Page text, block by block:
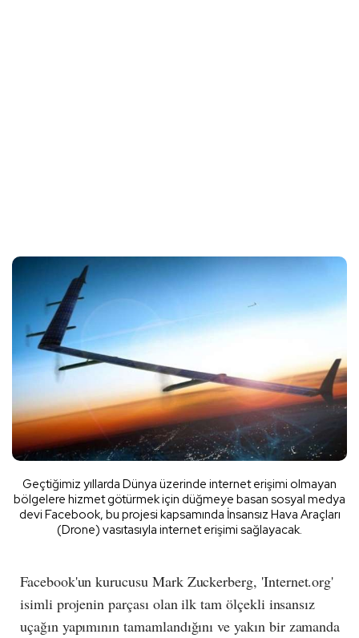
Geçtiğimiz yıllarda Dünya üzerinde internet erişimi olmayan
bölgelere hizmet götürmek için düğmeye basan sosyal medya
devi Facebook, bu projesi kapsamında İnsansız Hava Araçları
(Drone) vasıtasıyla internet erişimi sağlayacak.
Facebook'un kurucusu Mark Zuckerberg, 'Internet.org'
isimli projenin parçası olan ilk tam ölçekli insansız
uçağın yapımının tamamlandığını ve yakın bir zamanda